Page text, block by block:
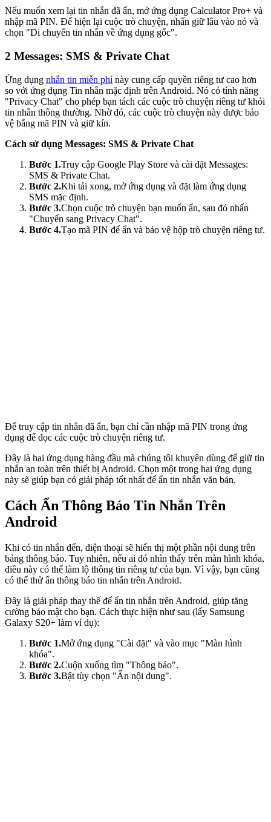
Nếu muốn xem lại tin nhắn đã ẩn, mở ứng dụng Calculator Pro+ và
nhập mã PIN. Để hiện lại cuộc trò chuyện, nhấn giữ lâu vào nó và
chọn "Di chuyển tin nhắn về ứng dụng gốc".
2 Messages: SMS & Private Chat
Ứng dụng nhắn tin miễn phínày cung cấp quyền riêng tư cao hơn
so với ứng dụng Tin nhắn mặc định trên Android. Nó có tính năng
"Privacy Chat" cho phép bạn tách các cuộc trò chuyện riêng tư khỏi
tin nhắn thông thường. Nhờ đó, các cuộc trò chuyện này được bảo
vệ bằng mã PIN và giữ kín.
Cách sử dụng Messages: SMS & Private Chat
Bước 1.Truy cập Google Play Store và cài đặt Messages:
SMS & Private Chat.
Bước 2.Khi tải xong, mở ứng dụng và đặt làm ứng dụng
SMS mặc định.
Bước 3.Chọn cuộc trò chuyện bạn muốn ẩn, sau đó nhấn
"Chuyển sang Privacy Chat".
Bước 4.Tạo mã PIN để ẩn và bảo vệ hộp trò chuyện riêng tư.
Để truy cập tin nhắn đã ẩn, bạn chỉ cần nhập mã PIN trong ứng
dụng để đọc các cuộc trò chuyện riêng tư.
Đây là hai ứng dụng hàng đầu mà chúng tôi khuyên dùng để giữ tin
nhắn an toàn trên thiết bị Android. Chọn một trong hai ứng dụng
này sẽ giúp bạn có giải pháp tốt nhất để ẩn tin nhắn văn bản.
Cách Ẩn Thông Báo Tin Nhắn Trên
Android
Khi có tin nhắn đến, điện thoại sẽ hiển thị một phần nội dung trên
bảng thông báo. Tuy nhiên, nếu ai đó nhìn thấy trên màn hình khóa,
điều này có thể làm lộ thông tin riêng tư của bạn. Vì vậy, bạn cũng
có thể thử ẩn thông báo tin nhắn trên Android.
Đây là giải pháp thay thế để ẩn tin nhắn trên Android, giúp tăng
cường bảo mật cho bạn. Cách thực hiện như sau (lấy Samsung
Galaxy S20+ làm ví dụ):
Bước 1.Mở ứng dụng "Cài đặt" và vào mục "Màn hình
khóa".
Bước 2.Cuộn xuống tìm "Thông báo".
Bước 3.Bật tùy chọn "Ẩn nội dung".